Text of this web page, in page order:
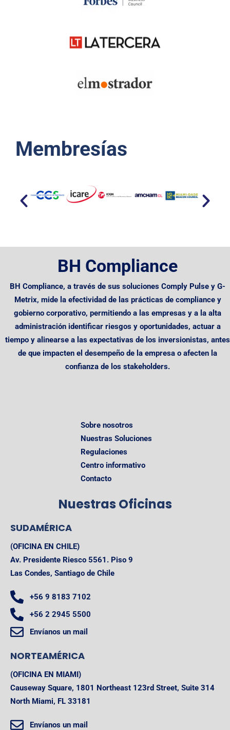
Membresías​
BH Compliance
BH Compliance, a través de sus soluciones Comply Pulse y G-
Metrix, mide la efectividad de las prácticas de compliance y
gobierno corporativo, permitiendo a las empresas y a la alta
administración identificar riesgos y oportunidades, actuar a
tiempo y alinearse a las expectativas de los inversionistas, antes
de que impacten el desempeño de la empresa o afecten la
confianza de los stakeholders.
Sobre nosotros
Nuestras Soluciones
Regulaciones
Centro informativo
Contacto
Nuestras Oficinas
SUDAMÉRICA
(OFICINA EN CHILE)
Av. Presidente Riesco 5561. Piso 9
Las Condes, Santiago de Chile
+56 9 8183 7102
+56 2 2945 5500
Envíanos un mail
NORTEAMÉRICA
(OFICINA EN MIAMI)
Causeway Square, 1801 Northeast 123rd Street, Suite 314
North Miami, FL 33181
Envíanos un mail